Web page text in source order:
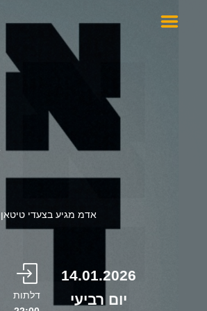
14.01.2026
יום רביעי
דלתות